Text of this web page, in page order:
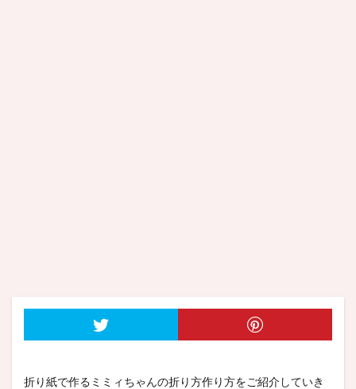
折り紙で作るミミィちゃんの折り方作り方をご紹介していき